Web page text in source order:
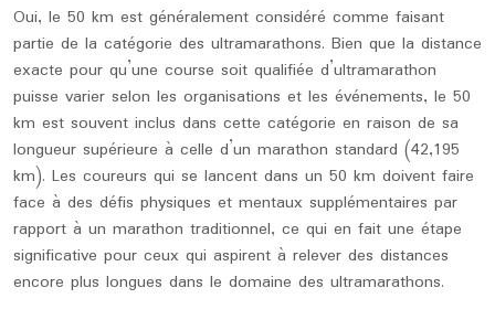
Oui, le 50 km est généralement considéré comme faisant
partie de la catégorie des ultramarathons. Bien que la distance
exacte pour qu’une course soit qualifiée d’ultramarathon
puisse varier selon les organisations et les événements, le 50
km est souvent inclus dans cette catégorie en raison de sa
longueur supérieure à celle d’un marathon standard (42,195
km). Les coureurs qui se lancent dans un 50 km doivent faire
face à des défis physiques et mentaux supplémentaires par
rapport à un marathon traditionnel, ce qui en fait une étape
significative pour ceux qui aspirent à relever des distances
encore plus longues dans le domaine des ultramarathons.